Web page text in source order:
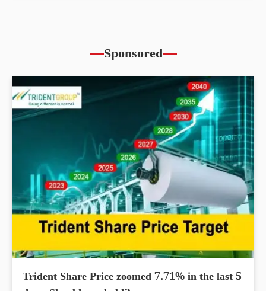
Sponsored
Trident Share Price zoomed 7.71% in the last 5